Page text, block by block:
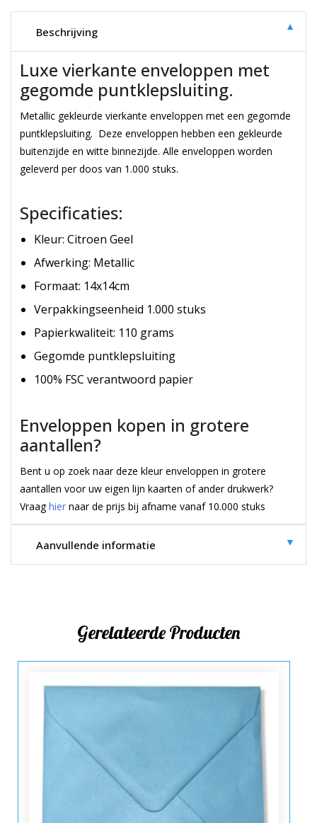
Geel
aantal
Beschrijving ▼
Luxe vierkante enveloppen met
gegomde puntklepsluiting.
Metallic gekleurde vierkante enveloppen met een gegomde
puntklepsluiting. Deze enveloppen hebben een gekleurde
buitenzijde en witte binnezijde. Alle enveloppen worden
geleverd per doos van 1.000 stuks.
Specificaties:
Kleur: Citroen Geel
Afwerking: Metallic
Formaat: 14x14cm
Verpakkingseenheid 1.000 stuks
Papierkwaliteit: 110 grams
Gegomde puntklepsluiting
100% FSC verantwoord papier
Enveloppen kopen in grotere
aantallen?
Bent u op zoek naar deze kleur enveloppen in grotere
aantallen voor uw eigen lijn kaarten of ander drukwerk?
Vraaghier naar de prijs bij afname vanaf 10.000 stuks
Aanvullende informatie ▼
Gerelateerde Producten